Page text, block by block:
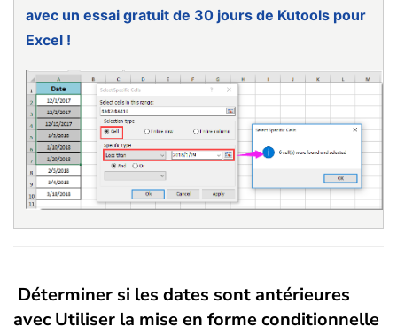
avec un essai gratuit de 30 jours de Kutools pour
Excel !
Déterminer si les dates sont antérieures
avec Utiliser la mise en forme conditionnelle